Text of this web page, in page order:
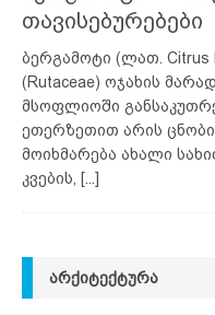
თავისებურებები
ბერგამოტი (ლათ. Citrus
(Rutaceae) ოჯახის
მსოფლიოში
ეთერზეთით არის
მოიხმარება ახალი
კვების, [...]
ᲐᲠᲥᲘᲢᲔᲥᲢᲣᲠᲐ